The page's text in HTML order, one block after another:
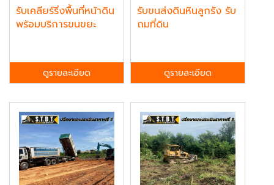
รับเคลียร์ริ่งพื้นที่หน้าดิน
พร้อมบริการขนขยะ
ดูรายละเอียด
รับขนส่งดินหินลูกรัง รับ
ถมที่ดิน
ดูรายละเอียด